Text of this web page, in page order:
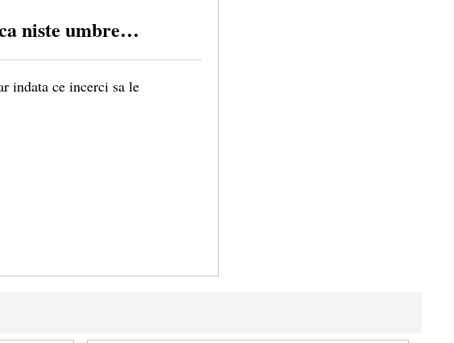
niste umbre…
indata ce incerci sa le